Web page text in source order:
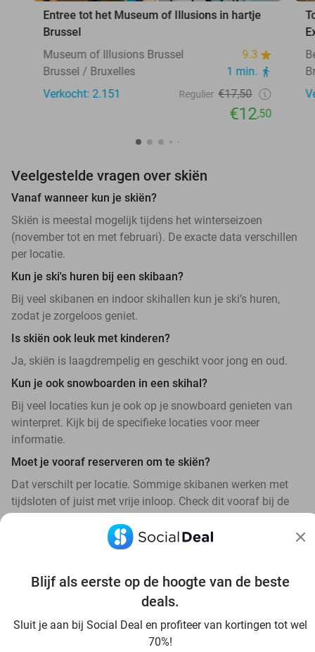
Blijf als eerste op de hoogte van de beste
deals.
Sluit je aan bij Social Deal en profiteer van kortingen tot wel
70%!
Entree tot het Museum of Illusions in hartje
Brussel
Museum of Illusions Brussel
9.3
Brussel / Bruxelles
1 min.
Verkocht: 2.151
Regulier €17,50
€12,50
Veelgestelde vragen over skiën
Vanaf wanneer kun je skiën?
Skiën is meestal mogelijk tijdens het winterseizoen
(november tot en met februari). De exacte data verschillen
per locatie.
Kun je ski's huren bij een skibaan?
Bij veel skibanen en indoor skihallen kun je ski’s huren,
zodat je zorgeloos geniet.
Is skiën ook leuk met kinderen?
Ja, skiën is laagdrempelig en geschikt voor jong en oud.
Kun je ook snowboarden in een skihal?
Bij veel locaties kun je ook op je snowboard genieten van
winterpret. Kijk bij de specifieke locaties voor meer
informatie.
Moet je vooraf reserveren om te skiën?
Dat verschilt per locatie. Sommige skibanen werken met
tijdsloten of juist met vrije inloop. Check dit vooraf bij de
Ontdek alle topdeals in jouw omgeving